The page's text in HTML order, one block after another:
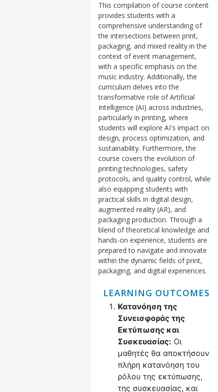
This compilation of course content
provides students with a
comprehensive understanding of
the intersections between print,
packaging, and mixed reality in the
context of event management,
with a specific emphasis on the
music industry. Additionally, the
curriculum delves into the
transformative role of Artificial
Intelligence (AI) across industries,
particularly in printing, where
students will explore AI's impact on
design, process optimization, and
sustainability. Furthermore, the
course covers the evolution of
printing technologies, safety
protocols, and quality control, while
also equipping students with
practical skills in digital design,
augmented reality (AR), and
packaging production. Through a
blend of theoretical knowledge and
hands-on experience, students are
prepared to navigate and innovate
within the dynamic fields of print,
packaging, and digital experiences.
LEARNING OUTCOMES
Κατανόηση της
Συνεισφοράς της
Εκτύπωσης και
Συσκευασίας: Οι
μαθητές θα αποκτήσουν
πλήρη κατανόηση του
ρόλου της εκτύπωσης,
της συσκευασίας, και